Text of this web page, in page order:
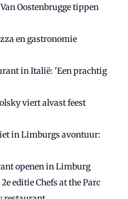
Oostenbrugge tippen
en gastronomie
in Italië: 'Een prachtig
viert alvast feest
in Limburgs avontuur:
openen in Limburg
editie Chefs at the Parc